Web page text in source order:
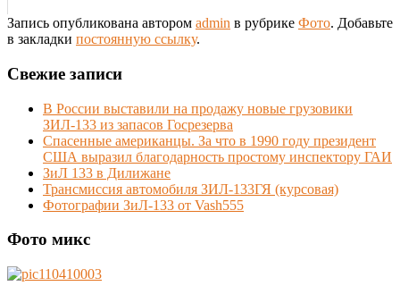
Запись опубликована автором admin в рубрике Фото. Добавьте
в закладки постоянную ссылку.
Свежие записи
В России выставили на продажу новые грузовики
ЗИЛ-133 из запасов Госрезерва
Спасенные американцы. За что в 1990 году президент
США выразил благодарность простому инспектору ГАИ
ЗиЛ 133 в Дилижане
Трансмиссия автомобиля ЗИЛ-133ГЯ (курсовая)
Фотографии ЗиЛ-133 от Vash555
Фото микс